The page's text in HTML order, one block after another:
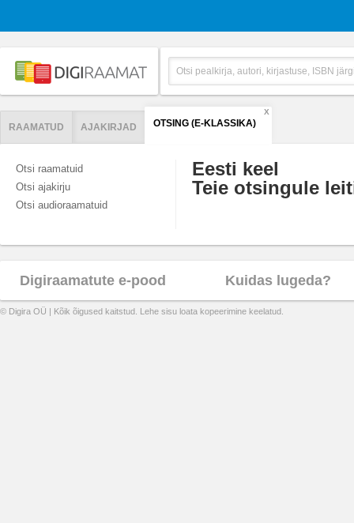
RAAMATUD AJAKIRJAD OTSING (E-KLASSIKA)
X
Otsi raamatuid
Otsi ajakirju
Otsi audioraamatuid
Eesti keel
Teie otsingule
Digiraamatute e-pood Kuidas lugeda?
© Digira OÜ | Kõik õigused kaitstud. Lehe sisu loata kopeerimine keelatud.